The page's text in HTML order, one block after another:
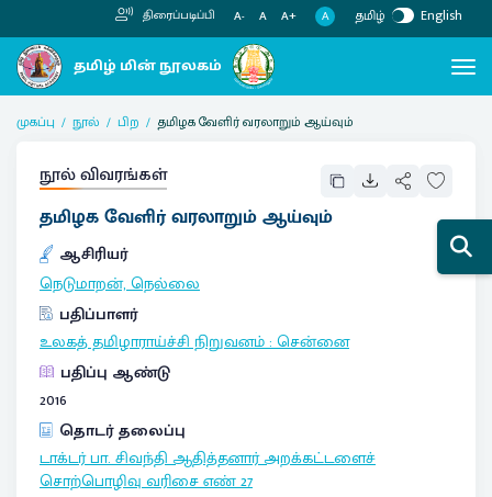
திரைப்படிப்பி A- A A+ A தமிழ் English
முகப்பு நூல் பிற தமிழக வேளிர் வரலாறும் ஆய்வும்
நூல் விவரங்கள்
தமிழக வேளிர் வரலாறும் ஆய்வும்
ஆசிரியர்
நெடுமாறன், நெல்லை
பதிப்பாளர்
உலகத் தமிழாராய்ச்சி நிறுவனம்:சென்னை
பதிப்பு ஆண்டு
2016
தொடர் தலைப்பு
டாக்டர் பா. சிவந்தி ஆதித்தனார் அறக்கட்டளைச்
சொற்பொழிவு வரிசை எண்27